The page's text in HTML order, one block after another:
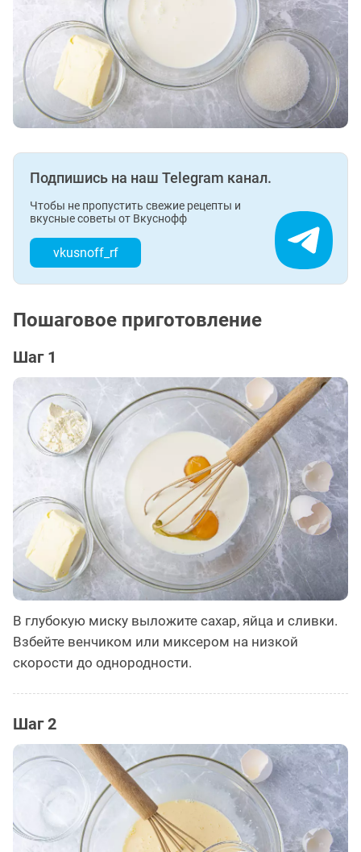
Подпишись на наш Telegram канал.
Чтобы не пропустить свежие рецепты и
вкусные советы от Вкуснофф
vkusnoff_rf
Пошаговое приготовление
Шаг 1
В глубокую миску выложите сахар, яйца и сливки.
Взбейте венчиком или миксером на низкой
скорости до однородности.
Шаг 2